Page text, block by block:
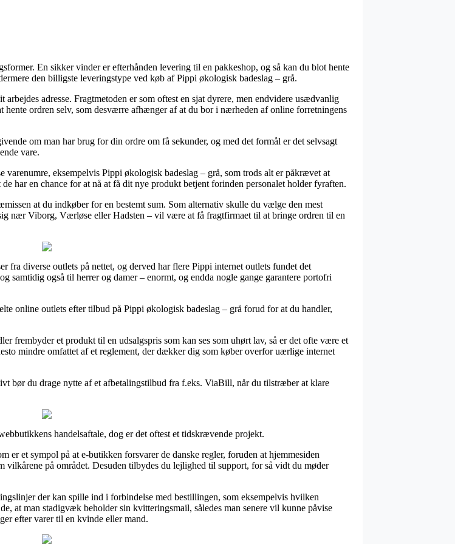
En sikker vinder er efterhånden levering til en pakkeshop, og så kan du blot hente
den billigste leveringstype ved køb af Pippi økologisk badeslag – grå.
adresse. Fragtmetoden er som oftest en sjat dyrere, men endvidere usædvanlig
ordren selv, som desværre afhænger af at du bor i nærheden af online forretningens
om man har brug for din ordre om få sekunder, og med det formål er det selvsagt
vare.
eksempelvis Pippi økologisk badeslag – grå, som trods alt er påkrævet at
har en chance for at nå at få dit nye produkt betjent forinden personalet holder fyraften.
at du indkøber for en bestemt sum. Som alternativ skulle du vælge den mest
nær Viborg, Værløse eller Hadsten – vil være at få fragtfirmaet til at bringe ordren til en
diverse outlets på nettet, og derved har flere Pippi internet outlets fundet det
samtidig også til herrer og damer – enormt, og endda nogle gange garantere portofri
online outlets efter tilbud på Pippi økologisk badeslag – grå forud for at du handler,
frembyder et produkt til en udsalgspris som kan ses som uhørt lav, så er det ofte være et
mindre omfattet af et reglement, der dækker dig som køber overfor uærlige internet
bør du drage nytte af et afbetalingstilbud fra f.eks. ViaBill, når du tilstræber at klare
handelsaftale, dog er det oftest et tidskrævende projekt.
er et sympol på at e-butikken forsvarer de danske regler, foruden at hjemmesiden
på området. Desuden tilbydes du lejlighed til support, for så vidt du møder
der kan spille ind i forbindelse med bestillingen, som eksempelvis hvilken
at man stadigvæk beholder sin kvitteringsmail, således man senere vil kunne påvise
efter varer til en kvinde eller mand.